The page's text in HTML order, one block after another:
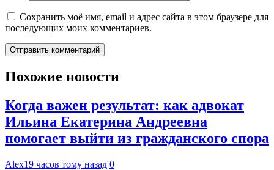
Сохранить моё имя, email и адрес сайта в этом браузере для
последующих моих комментариев.
Похожие новости
Когда важен результат: как адвокат
Ильина Екатерина Андреевна
помогает выйти из гражданского спора
Alex19 часов тому назад 0